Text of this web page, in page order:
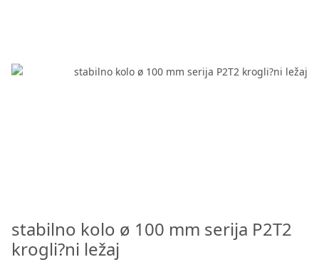
stabilno kolo ø 100 mm serija P2T2
krogli?ni ležaj